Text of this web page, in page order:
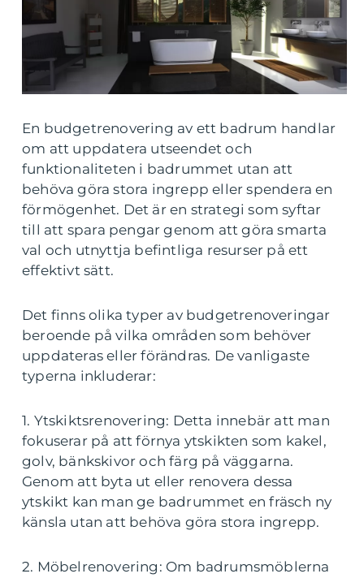
En budgetrenovering av ett badrum handlar
om att uppdatera utseendet och
funktionaliteten i badrummet utan att
behöva göra stora ingrepp eller spendera en
förmögenhet. Det är en strategi som syftar
till att spara pengar genom att göra smarta
val och utnyttja befintliga resurser på ett
effektivt sätt.
Det finns olika typer av budgetrenoveringar
beroende på vilka områden som behöver
uppdateras eller förändras. De vanligaste
typerna inkluderar:
1. Ytskiktsrenovering: Detta innebär att man
fokuserar på att förnya ytskikten som kakel,
golv, bänkskivor och färg på väggarna.
Genom att byta ut eller renovera dessa
ytskikt kan man ge badrummet en fräsch ny
känsla utan att behöva göra stora ingrepp.
2. Möbelrenovering: Om badrumsmöblerna